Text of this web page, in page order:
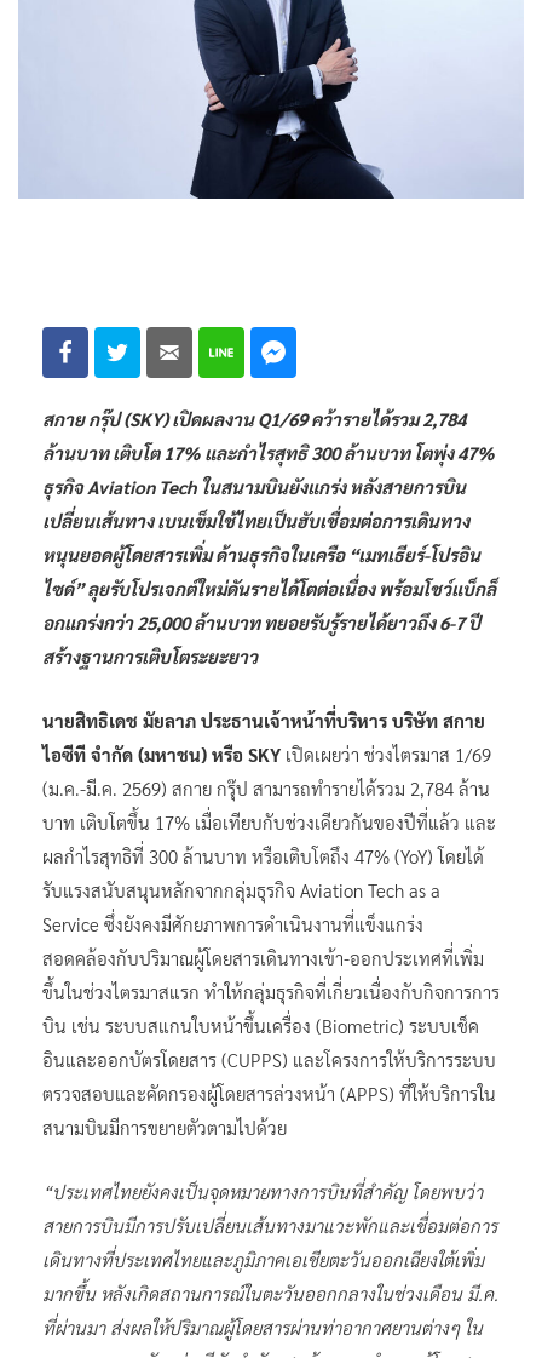
สกาย กรุ๊ป (SKY) เปิดผลงาน Q1/69 คว้ารายได้รวม 2,784
ล้านบาท เติบโต 17% และกำไรสุทธิ 300 ล้านบาท โตพุ่ง 47%
ธุรกิจ Aviation Tech ในสนามบินยังแกร่ง หลังสายการบิน
เปลี่ยนเส้นทาง เบนเข็มใช้ไทยเป็นฮับเชื่อมต่อการเดินทาง
หนุนยอดผู้โดยสารเพิ่ม ด้านธุรกิจในเครือ “เมทเธียร์-โปรอิน
ไซด์” ลุยรับโปรเจกต์ใหม่ดันรายได้โตต่อเนื่อง พร้อมโชว์แบ็กล็
อกแกร่งกว่า 25,000 ล้านบาท ทยอยรับรู้รายได้ยาวถึง 6-7 ปี
สร้างฐานการเติบโตระยะยาว
นายสิทธิเดช มัยลาภ ประธานเจ้าหน้าที่บริหาร บริษัท สกาย
ไอซีที จำกัด (มหาชน) หรือ SKY เปิดเผยว่า ช่วงไตรมาส 1/69
(ม.ค.-มี.ค. 2569) สกาย กรุ๊ป สามารถทำรายได้รวม 2,784 ล้าน
บาท เติบโตขึ้น 17% เมื่อเทียบกับช่วงเดียวกันของปีที่แล้ว และ
ผลกำไรสุทธิที่ 300 ล้านบาท หรือเติบโตถึง 47% (YoY) โดยได้
รับแรงสนับสนุนหลักจากกลุ่มธุรกิจ Aviation Tech as a
Service ซึ่งยังคงมีศักยภาพการดำเนินงานที่แข็งแกร่ง
สอดคล้องกับปริมาณผู้โดยสารเดินทางเข้า-ออกประเทศที่เพิ่ม
ขึ้นในช่วงไตรมาสแรก ทำให้กลุ่มธุรกิจที่เกี่ยวเนื่องกับกิจการการ
บิน เช่น ระบบสแกนใบหน้าขึ้นเครื่อง (Biometric) ระบบเช็ค
อินและออกบัตรโดยสาร (CUPPS) และโครงการให้บริการระบบ
ตรวจสอบและคัดกรองผู้โดยสารล่วงหน้า (APPS) ที่ให้บริการใน
สนามบินมีการขยายตัวตามไปด้วย
“ประเทศไทยยังคงเป็นจุดหมายทางการบินที่สำคัญ โดยพบว่า
สายการบินมีการปรับเปลี่ยนเส้นทางมาแวะพักและเชื่อมต่อการ
เดินทางที่ประเทศไทยและภูมิภาคเอเชียตะวันออกเฉียงใต้เพิ่ม
มากขึ้น หลังเกิดสถานการณ์ในตะวันออกกลางในช่วงเดือน มี.ค.
ที่ผ่านมา ส่งผลให้ปริมาณผู้โดยสารผ่านท่าอากาศยานต่างๆ ใน